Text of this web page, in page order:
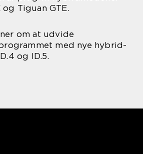
og Tiguan GTE.
om at udvide
med nye hybrid-
og ID.5.